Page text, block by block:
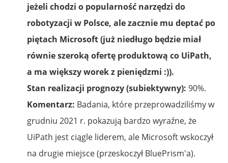
jeżeli chodzi o popularność narzędzi do
robotyzacji w Polsce, ale zacznie mu deptać po
piętach Microsoft (już niedługo będzie miał
równie szeroką ofertę produktową co UiPath,
a ma większy worek z pieniędzmi :)).
Stan realizacji prognozy (subiektywny): 90%.
Komentarz: Badania, które przeprowadziliśmy w
grudniu 2021 r. pokazują bardzo wyraźne, że
UiPath jest ciągle liderem, ale Microsoft wskoczył
na drugie miejsce (przeskoczył BluePrism'a).